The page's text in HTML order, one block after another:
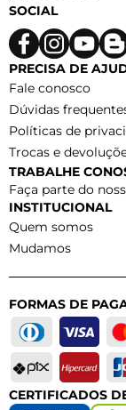
SOCIAL
PRECISA DE
Fale conosco
Dúvidas
Políticas de
Trocas e
TRABALHE
Faça parte do
INSTITUCIONAL
Quem somos
Mudamos
FORMAS DE
CERTIFICADOS